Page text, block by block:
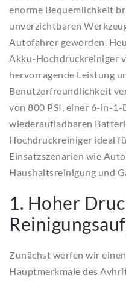
enorme Bequemlichkeit
unverzichtbaren
Autofahrer geworden.
Akku-Hochdruckreiniger
hervorragende Leistung
Benutzerfreundlichkeit
von 800 PSI, einer 6-in-1-
wiederaufladbaren
Hochdruckreiniger ideal
Einsatzszenarien wie
Haushaltsreinigung und
1. Hoher
Zunächst werfen wir
Hauptmerkmale des